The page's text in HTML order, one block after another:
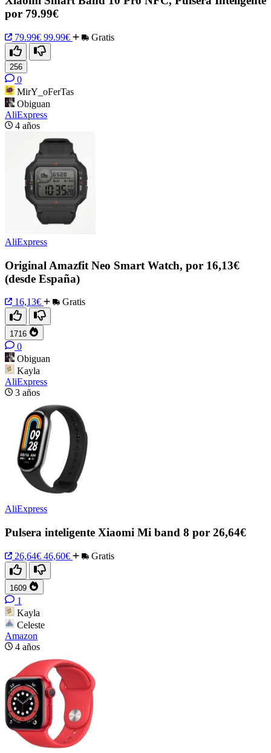
por 79.99€
79.99€ 99.99€ Gratis
256
0
MirY_oFerTas
Obiguan
AliExpress
4 años
AliExpress
Original Amazfit Neo Smart Watch, por 16,13€
(desde España)
16,13€ Gratis
1716
0
Obiguan
Kayla
AliExpress
3 años
AliExpress
Pulsera inteligente Xiaomi Mi band 8 por 26,64€
26,64€ 46,60€ Gratis
1609
1
Kayla
Celeste
Amazon
4 años